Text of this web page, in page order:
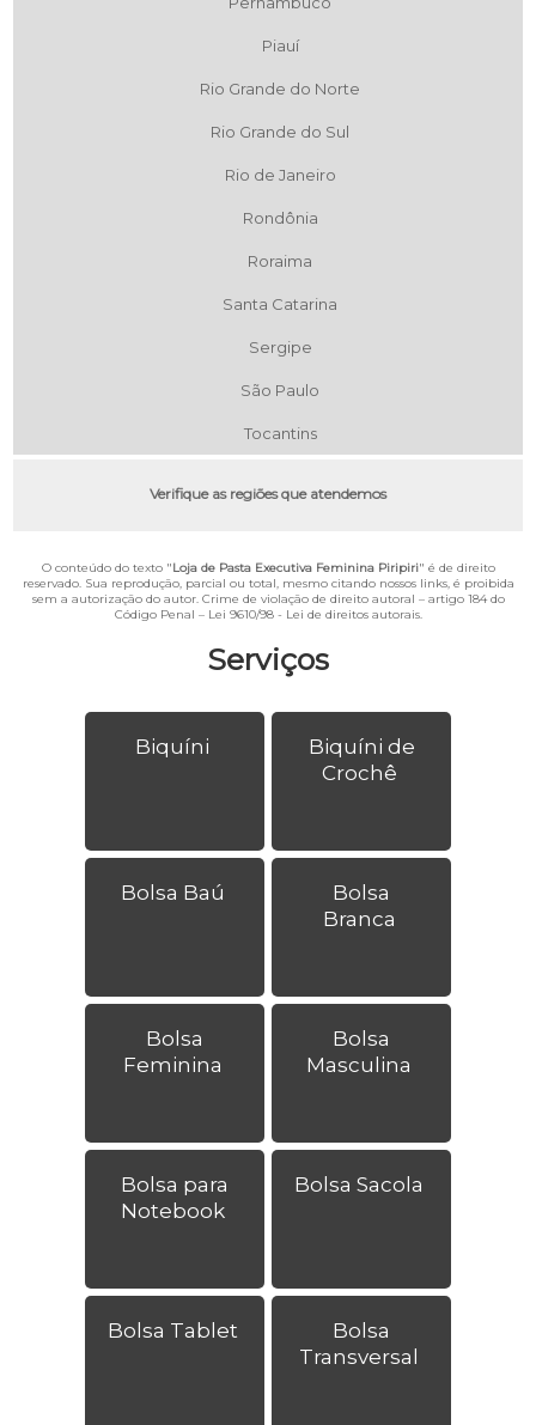
Serviços
Biquíni
Biquíni de
Crochê
Bolsa Baú
Bolsa
Branca
Bolsa
Feminina
Bolsa
Masculina
Bolsa para
Notebook
Bolsa Sacola
Bolsa Tablet
Bolsa
Transversal
Piauí
Rio Grande do Norte
Rio Grande do Sul
Rio de Janeiro
Rondônia
Roraima
Santa Catarina
Sergipe
São Paulo
Tocantins
Verifique as regiões que atendemos
O conteúdo do texto "Loja de Pasta Executiva Feminina Piripiri" é de direito
reservado. Sua reprodução, parcial ou total, mesmo citando nossos links, é proibida
sem a autorização do autor. Crime de violação de direito autoral – artigo 184 do
Código Penal – Lei 9610/98 - Lei de direitos autorais.